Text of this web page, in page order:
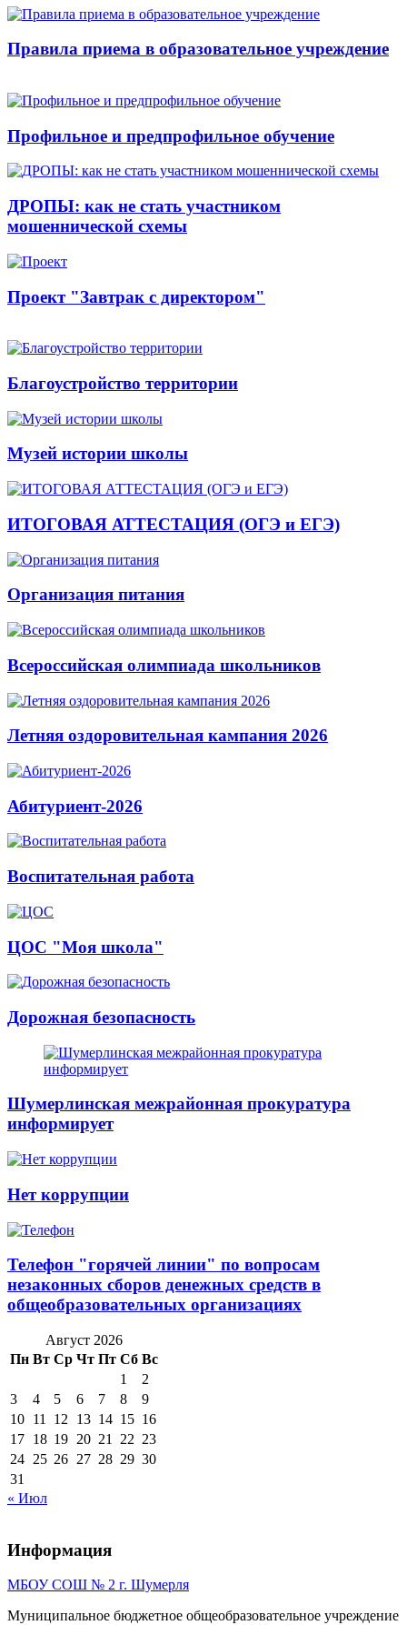
Правила приема в образовательное учреждение
Профильное и предпрофильное обучение
ДРОПЫ: как не стать участником
мошеннической схемы
Проект "Завтрак с директором"
Благоустройство территории
Музей истории школы
ИТОГОВАЯ АТТЕСТАЦИЯ (ОГЭ и ЕГЭ)
Организация питания
Всероссийская олимпиада школьников
Летняя оздоровительная кампания 2026
Абитуриент-2026
Воспитательная работа
ЦОС "Моя школа"
Дорожная безопасность
Шумерлинская межрайонная прокуратура
информирует
Нет коррупции
Телефон "горячей линии" по вопросам
незаконных сборов денежных средств в
общеобразовательных организациях
Август 2026
Пн Вт Ср Чт Пт Сб Вс
1
2
3
4 5 6 7 8
9
10 11 12 13 14 15 16
17 18 19 20 21 22 23
24 25 26 27 28 29 30
31
« Июл
Информация
МБОУ СОШ № 2 г. Шумерля
Муниципальное бюджетное общеобразовательное учреждение